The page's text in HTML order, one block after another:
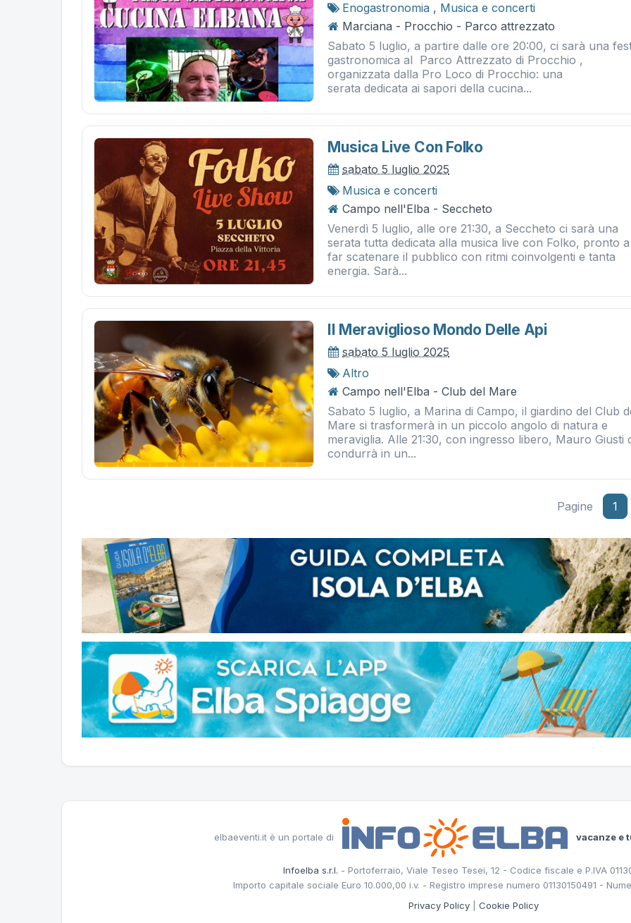
Enogastronomia , Musica e concerti
Marciana - Procchio - Parco attrezzato
Sabato 5 luglio, a partire dalle ore 20:00, ci sarà una
gastronomica al Parco Attrezzato di Procchio ,
organizzata dalla Pro Loco di Procchio: una
serata dedicata ai sapori della cucina...
Musica Live Con Folko
sabato 5 luglio 2025
Musica e concerti
Campo nell'Elba - Seccheto
Venerdì 5 luglio, alle ore 21:30, a Seccheto ci sarà una
serata tutta dedicata alla musica live con Folko, pronto a
far scatenare il pubblico con ritmi coinvolgenti e tanta
energia. Sarà...
Il Meraviglioso Mondo Delle Api
sabato 5 luglio 2025
Altro
Campo nell'Elba - Club del Mare
Sabato 5 luglio, a Marina di Campo, il giardino del Club
Mare si trasformerà in un piccolo angolo di natura e
meraviglia. Alle 21:30, con ingresso libero, Mauro Giusti
condurrà in un...
Pagine 1
elbaeventi.it è un portale di vacanze e
Infoelba s.r.l. - Portoferraio, Viale Teseo Tesei, 12 - Codice fiscale e P.IVA
Importo capitale sociale Euro 10.000,00 i.v. - Registro imprese numero 01130150491 -
Privacy Policy| Cookie Policy